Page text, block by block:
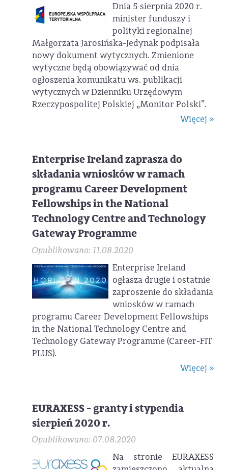
Dnia 5 sierpnia 2020 r.
minister funduszy i
polityki regionalnej
Małgorzata Jarosińska-Jedynak podpisała
nowy dokument wytycznych. Zmienione
wytyczne będą obowiązywać od dnia
ogłoszenia komunikatu ws. publikacji
wytycznych w Dzienniku Urzędowym
Rzeczypospolitej Polskiej „Monitor Polski”.
Więcej »
Enterprise Ireland zaprasza do
składania wniosków w ramach
programu Career Development
Fellowships in the National
Technology Centre and Technology
Gateway Programme
Opublikowano: 11.08.2020
Enterprise Ireland
ogłasza drugie i ostatnie
zaproszenie do składania
wniosków w ramach
programu Career Development Fellowships
in the National Technology Centre and
Technology Gateway Programme (Career-FIT
PLUS).
Więcej »
EURAXESS - granty i stypendia
sierpień 2020 r.
Opublikowano: 07.08.2020
Na stronie EURAXESS